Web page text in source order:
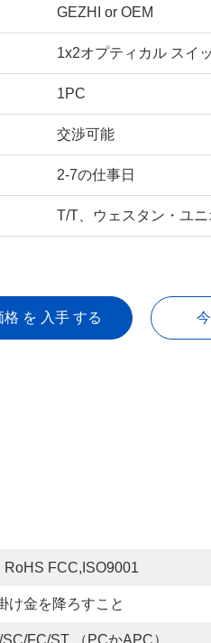
GEZHI or OEM
1x2オプティカル スイ
1PC
交渉可能
2-7の仕事日
T/T、ウェスタン・ユニ
格 を 入手 する
RoHS FCC,ISO9001
け金を降ろすこと
SC/FC/ST （PCかAPC）